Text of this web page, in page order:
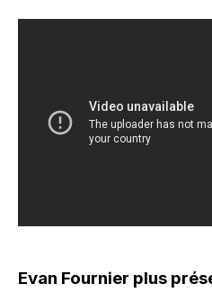
Evan Fournier plus